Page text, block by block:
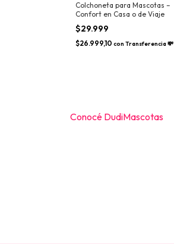
Colchoneta para Mascotas –
Confort en Casa o de Viaje
$29.999
$26.999,10 con Transferencia 💸
Conocé DudiMascotas